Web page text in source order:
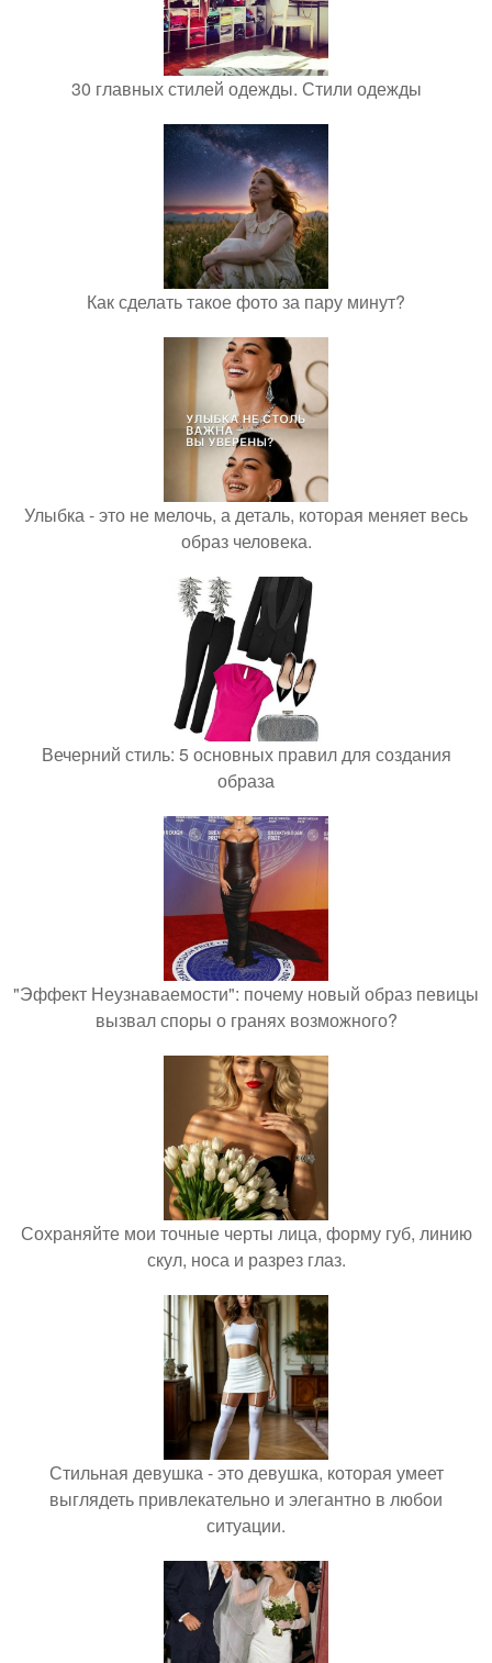
30 главных стилей одежды. Стили одежды
Как сделать такое фото за пару минут?
Улыбка - это не мелочь, а деталь, которая меняет весь
образ человека.
Вечерний стиль: 5 основных правил для создания
образа
"Эффект Неузнаваемости": почему новый образ певицы
вызвал споры о гранях возможного?
Сохраняйте мои точные черты лица, форму губ, линию
скул, носа и разрез глаз.
Стильная девушка - это девушка, которая умеет
выглядеть привлекательно и элегантно в любои
ситуации.